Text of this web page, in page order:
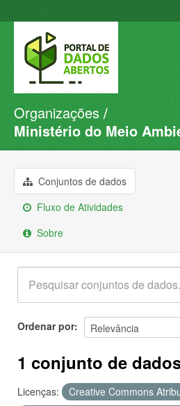
Conjuntos de dados
Organizações
Sobre
Organizações
Ministério do Meio
Conjuntos de dados
Fluxo de Atividades
Sobre
Ordenar por
1 conjunto de
Licenças: Creative Commons